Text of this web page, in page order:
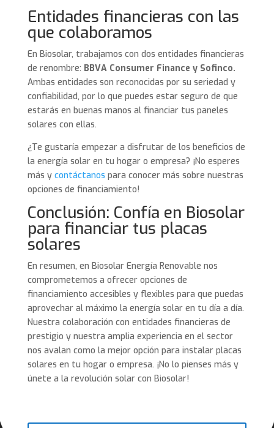
Entidades financieras con las
que colaboramos
En Biosolar, trabajamos con dos entidades financieras
de renombre: BBVA Consumer Finance y Sofinco.
Ambas entidades son reconocidas por su seriedad y
confiabilidad, por lo que puedes estar seguro de que
estarás en buenas manos al financiar tus paneles
solares con ellas.
¿Te gustaría empezar a disfrutar de los beneficios de
la energía solar en tu hogar o empresa? ¡No esperes
más y contáctanos para conocer más sobre nuestras
opciones de financiamiento!
Conclusión: Confía en Biosolar
para financiar tus placas
solares
En resumen, en Biosolar Energía Renovable nos
comprometemos a ofrecer opciones de
financiamiento accesibles y flexibles para que puedas
aprovechar al máximo la energía solar en tu día a día.
Nuestra colaboración con entidades financieras de
prestigio y nuestra amplia experiencia en el sector
nos avalan como la mejor opción para instalar placas
solares en tu hogar o empresa. ¡No lo pienses más y
únete a la revolución solar con Biosolar!